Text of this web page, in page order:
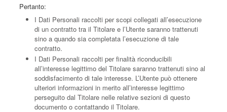
Pertanto:
I Dati Personali raccolti per scopi collegati all’esecuzione
di un contratto tra il Titolare e l’Utente saranno trattenuti
sino a quando sia completata l’esecuzione di tale
contratto.
I Dati Personali raccolti per finalità riconducibili
all’interesse legittimo del Titolare saranno trattenuti sino al
soddisfacimento di tale interesse. L’Utente può ottenere
ulteriori informazioni in merito all’interesse legittimo
perseguito dal Titolare nelle relative sezioni di questo
documento o contattando il Titolare.